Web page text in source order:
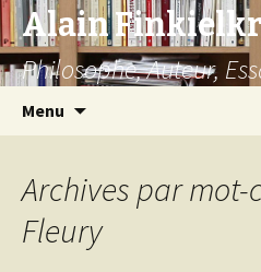
Alain
Philosophe, Auteur,
Menu
Archives par mot-
Fleury